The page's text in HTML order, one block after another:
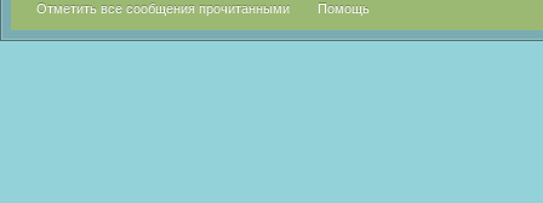
Отметить все сообщения прочитанными Помощь